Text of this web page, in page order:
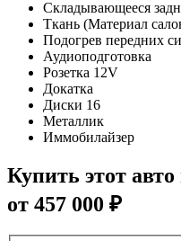
Складывающееся
Ткань (Материал
Подогрев передних
Аудиоподготовка
Розетка 12V
Докатка
Диски 16
Металлик
Иммобилайзер
Купить этот
от 457 000 ₽